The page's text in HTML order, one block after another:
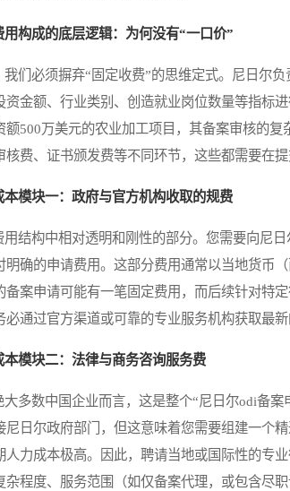
用构成的底层逻辑：为何没有“一口价”
必须摒弃“固定收费”的思维定式。尼日尔负
资金额、行业类别、创造就业岗位数量等指标
额500万美元的农业加工项目，其备案审核的
核费、证书颁发费等不同环节，这些都需要在提
本模块一：政府与官方机构收取的规费
构中相对透明和刚性的部分。您需要向尼日
明确的申请费用。这部分费用通常以当地货币
备案申请可能有一笔固定费用，而后续针对特
必通过官方渠道或可靠的专业服务机构获取最
本模块二：法律与商务咨询服务费
数中国企业而言，这是整个“尼日尔odi备案
尼日尔政府部门，但这意味着您需要组建一个
人力成本极高。因此，聘请当地或国际性的专
杂程度、服务范围（如仅备案代理，或包含尽